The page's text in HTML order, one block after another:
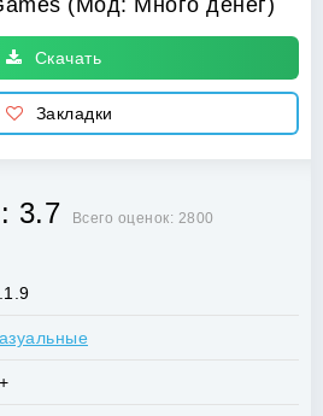
(Мод: Много денег)
Скачать
Закладки
3.7 Всего оценок: 2800